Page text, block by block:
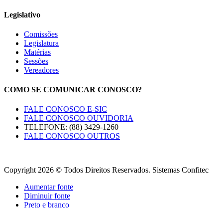
Legislativo
Comissões
Legislatura
Matérias
Sessões
Vereadores
COMO SE COMUNICAR CONOSCO?
FALE CONOSCO E-SIC
FALE CONOSCO OUVIDORIA
TELEFONE: (88) 3429-1260
FALE CONOSCO OUTROS
Copyright 2026 © Todos Direitos Reservados. Sistemas Confitec
Aumentar fonte
Diminuir fonte
Preto e branco